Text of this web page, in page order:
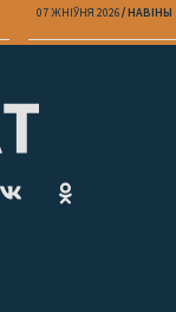
07 ЖНІЎНЯ 2026 НАВІНЫ